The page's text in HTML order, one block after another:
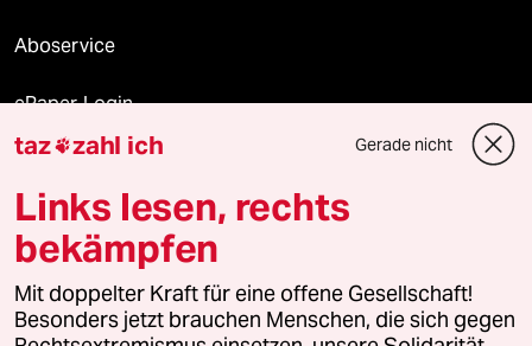
Aboservice
ePaper Login
Downloads für Abonnierende
© 2026 taz Verlags und Vertriebs GmbH
Alle Rechte vorbehalten. Bei rechtlichen Fragen oder für Genehmigungen
wenden Sie sich bitte an
lizenzen@taz.de
taz zahl ich Gerade nicht
Links lesen, rechts
bekämpfen
Mit doppelter Kraft für eine offene Gesellschaft!
Besonders jetzt brauchen Menschen, die sich gegen